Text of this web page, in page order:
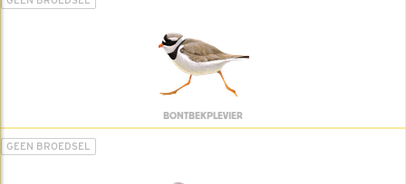
BONTBEKPLEVIER
GEEN BROEDSEL